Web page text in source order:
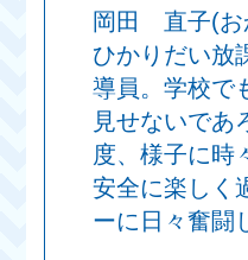
岡田 直子(
ひかりだい放
導員。学校で
見せないであ
度、様子に時
安全に楽しく
ーに日々奮闘